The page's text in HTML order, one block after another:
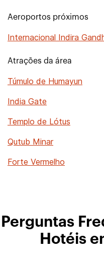
Aeroportos próximos
Internacional Indira
Atrações da área
Túmulo de Humayun
India Gate
Templo de Lótus
Qutub Minar
Forte Vermelho
Perguntas
Hotéis